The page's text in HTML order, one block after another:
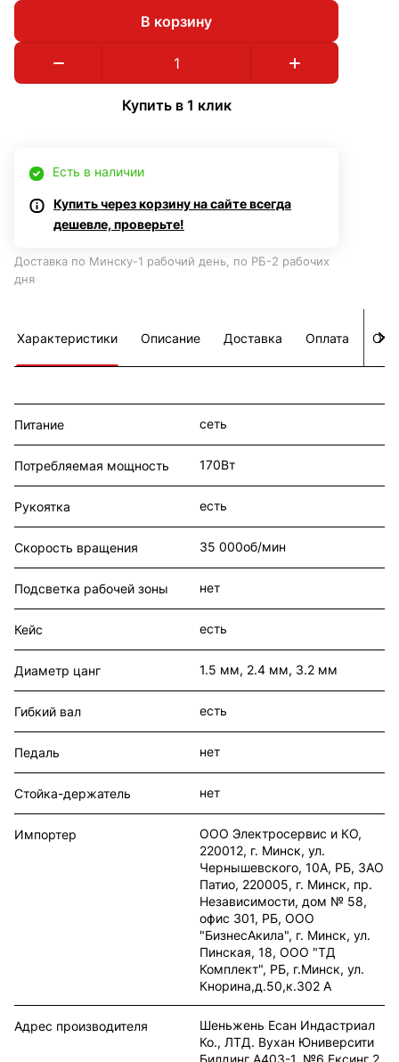
В корзину
Купить в 1 клик
Есть в наличии
Купить через корзину на сайте всегда
дешевле, проверьте!
Доставка по Минску-1 рабочий день, по РБ-2 рабочих
дня
Характеристики Описание Доставка Оплата
Питание сеть
Потребляемая мощность 170Вт
Рукоятка есть
Скорость вращения 35 000об/мин
Подсветка рабочей зоны нет
Кейс есть
Диаметр цанг 1.5 мм, 2.4 мм, 3.2 мм
Гибкий вал есть
Педаль нет
Стойка-держатель нет
Импортер
ООО Электросервис и КО,
220012, г. Минск, ул.
Чернышевского, 10А, РБ, ЗАО
Патио, 220005, г. Минск, пр.
Независимости, дом № 58,
офис 301, РБ, ООО
"БизнесАкила", г. Минск, ул.
Пинская, 18, ООО "ТД
Комплект", РБ, г.Минск, ул.
Кнорина,д.50,к.302 А
Адрес производителя
Шеньжень Есан Индастриал
Ко., ЛТД. Вухан Юниверсити